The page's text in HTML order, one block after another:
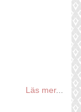
Läs mer...